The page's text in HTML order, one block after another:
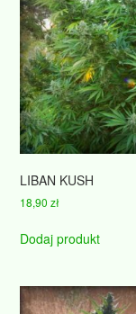
LIBAN KUSH
18,90zł
Dodaj produkt